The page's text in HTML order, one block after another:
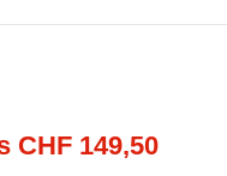
CHF 149,50